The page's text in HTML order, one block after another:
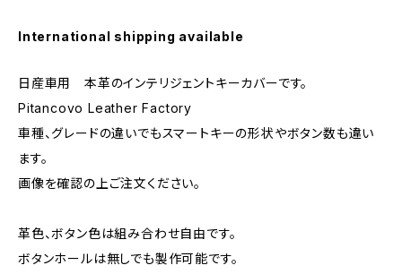
International shipping available
日産車用 本革のインテリジェントキーカバーです。
Pitancovo Leather Factory
車種、グレードの違いでもスマートキーの形状やボタン数も違い
ます。
画像を確認の上ご注文ください。
革色、ボタン色は組み合わせ自由です。
ボタンホールは無しでも製作可能です。